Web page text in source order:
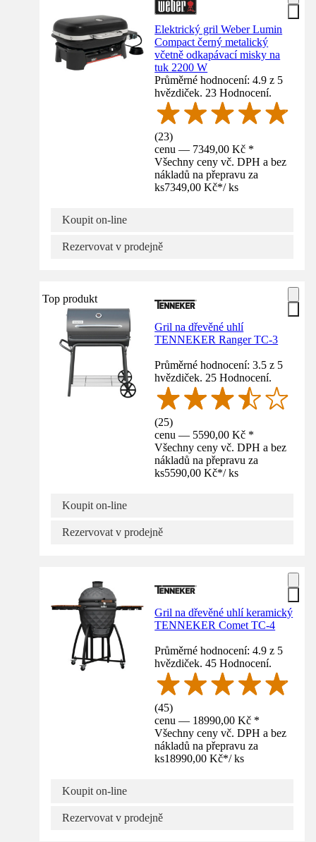
Elektrický gril Weber Lumin
Compact černý metalický
včetně odkapávací misky na
tuk 2200 W
Průměrné hodnocení: 4.9 z 5
hvězdiček. 23 Hodnocení.
(23)
cenu — 7349,00 Kč *
Všechny ceny vč. DPH a bez
nákladů na přepravu za
ks7349,00 Kč*/ ks
Koupit on-line
Rezervovat v prodejně
Top produkt
Gril na dřevěné uhlí
TENNEKER Ranger TC-3
Průměrné hodnocení: 3.5 z 5
hvězdiček. 25 Hodnocení.
(25)
cenu — 5590,00 Kč *
Všechny ceny vč. DPH a bez
nákladů na přepravu za
ks5590,00 Kč*/ ks
Koupit on-line
Rezervovat v prodejně
Gril na dřevěné uhlí keramický
TENNEKER Comet TC-4
Průměrné hodnocení: 4.9 z 5
hvězdiček. 45 Hodnocení.
(45)
cenu — 18990,00 Kč *
Všechny ceny vč. DPH a bez
nákladů na přepravu za
ks18990,00 Kč*/ ks
Koupit on-line
Rezervovat v prodejně